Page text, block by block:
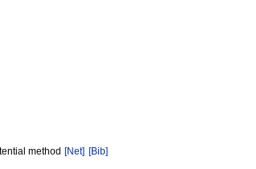
method [Net] [Bib]